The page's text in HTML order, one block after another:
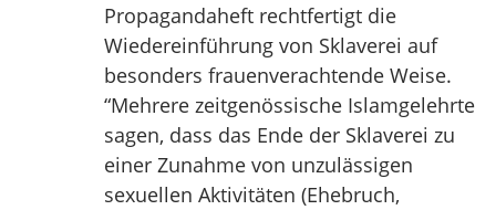
Propagandaheft rechtfertigt die
Wiedereinführung von Sklaverei auf
besonders frauenverachtende Weise.
“Mehrere zeitgenössische Islamgelehrte
sagen, dass das Ende der Sklaverei zu
einer Zunahme von unzulässigen
sexuellen Aktivitäten (Ehebruch,